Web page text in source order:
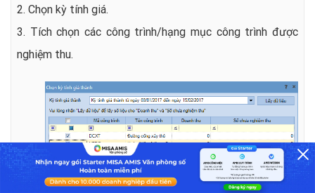
2. Chọn kỳ tính giá.
3. Tích chọn các công trình/hạng mục công trình được
nghiệm thu.